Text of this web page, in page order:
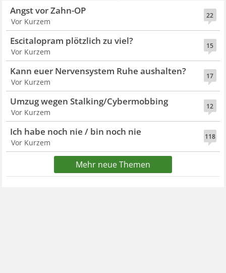
22
Angst vor Zahn-OP
Vor Kurzem
15
Escitalopram plötzlich zu viel?
Vor Kurzem
17
Kann euer Nervensystem Ruhe aushalten?
Vor Kurzem
12
Umzug wegen Stalking/Cybermobbing
Vor Kurzem
118
Ich habe noch nie / bin noch nie
Vor Kurzem
Mehr neue Themen